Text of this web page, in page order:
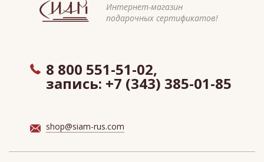
Интернет-магазин
подарочных сертификатов!
8 800 551-51-02,
запись: +7 (343) 385-01-85
shop@siam-rus.com